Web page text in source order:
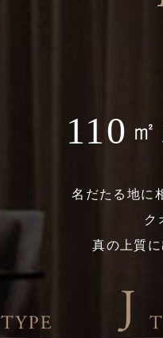
110 ㎡
名だたる地に
ク
真の上質